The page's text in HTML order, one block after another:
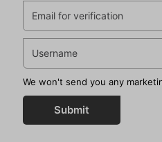
We won't send you any
Submit